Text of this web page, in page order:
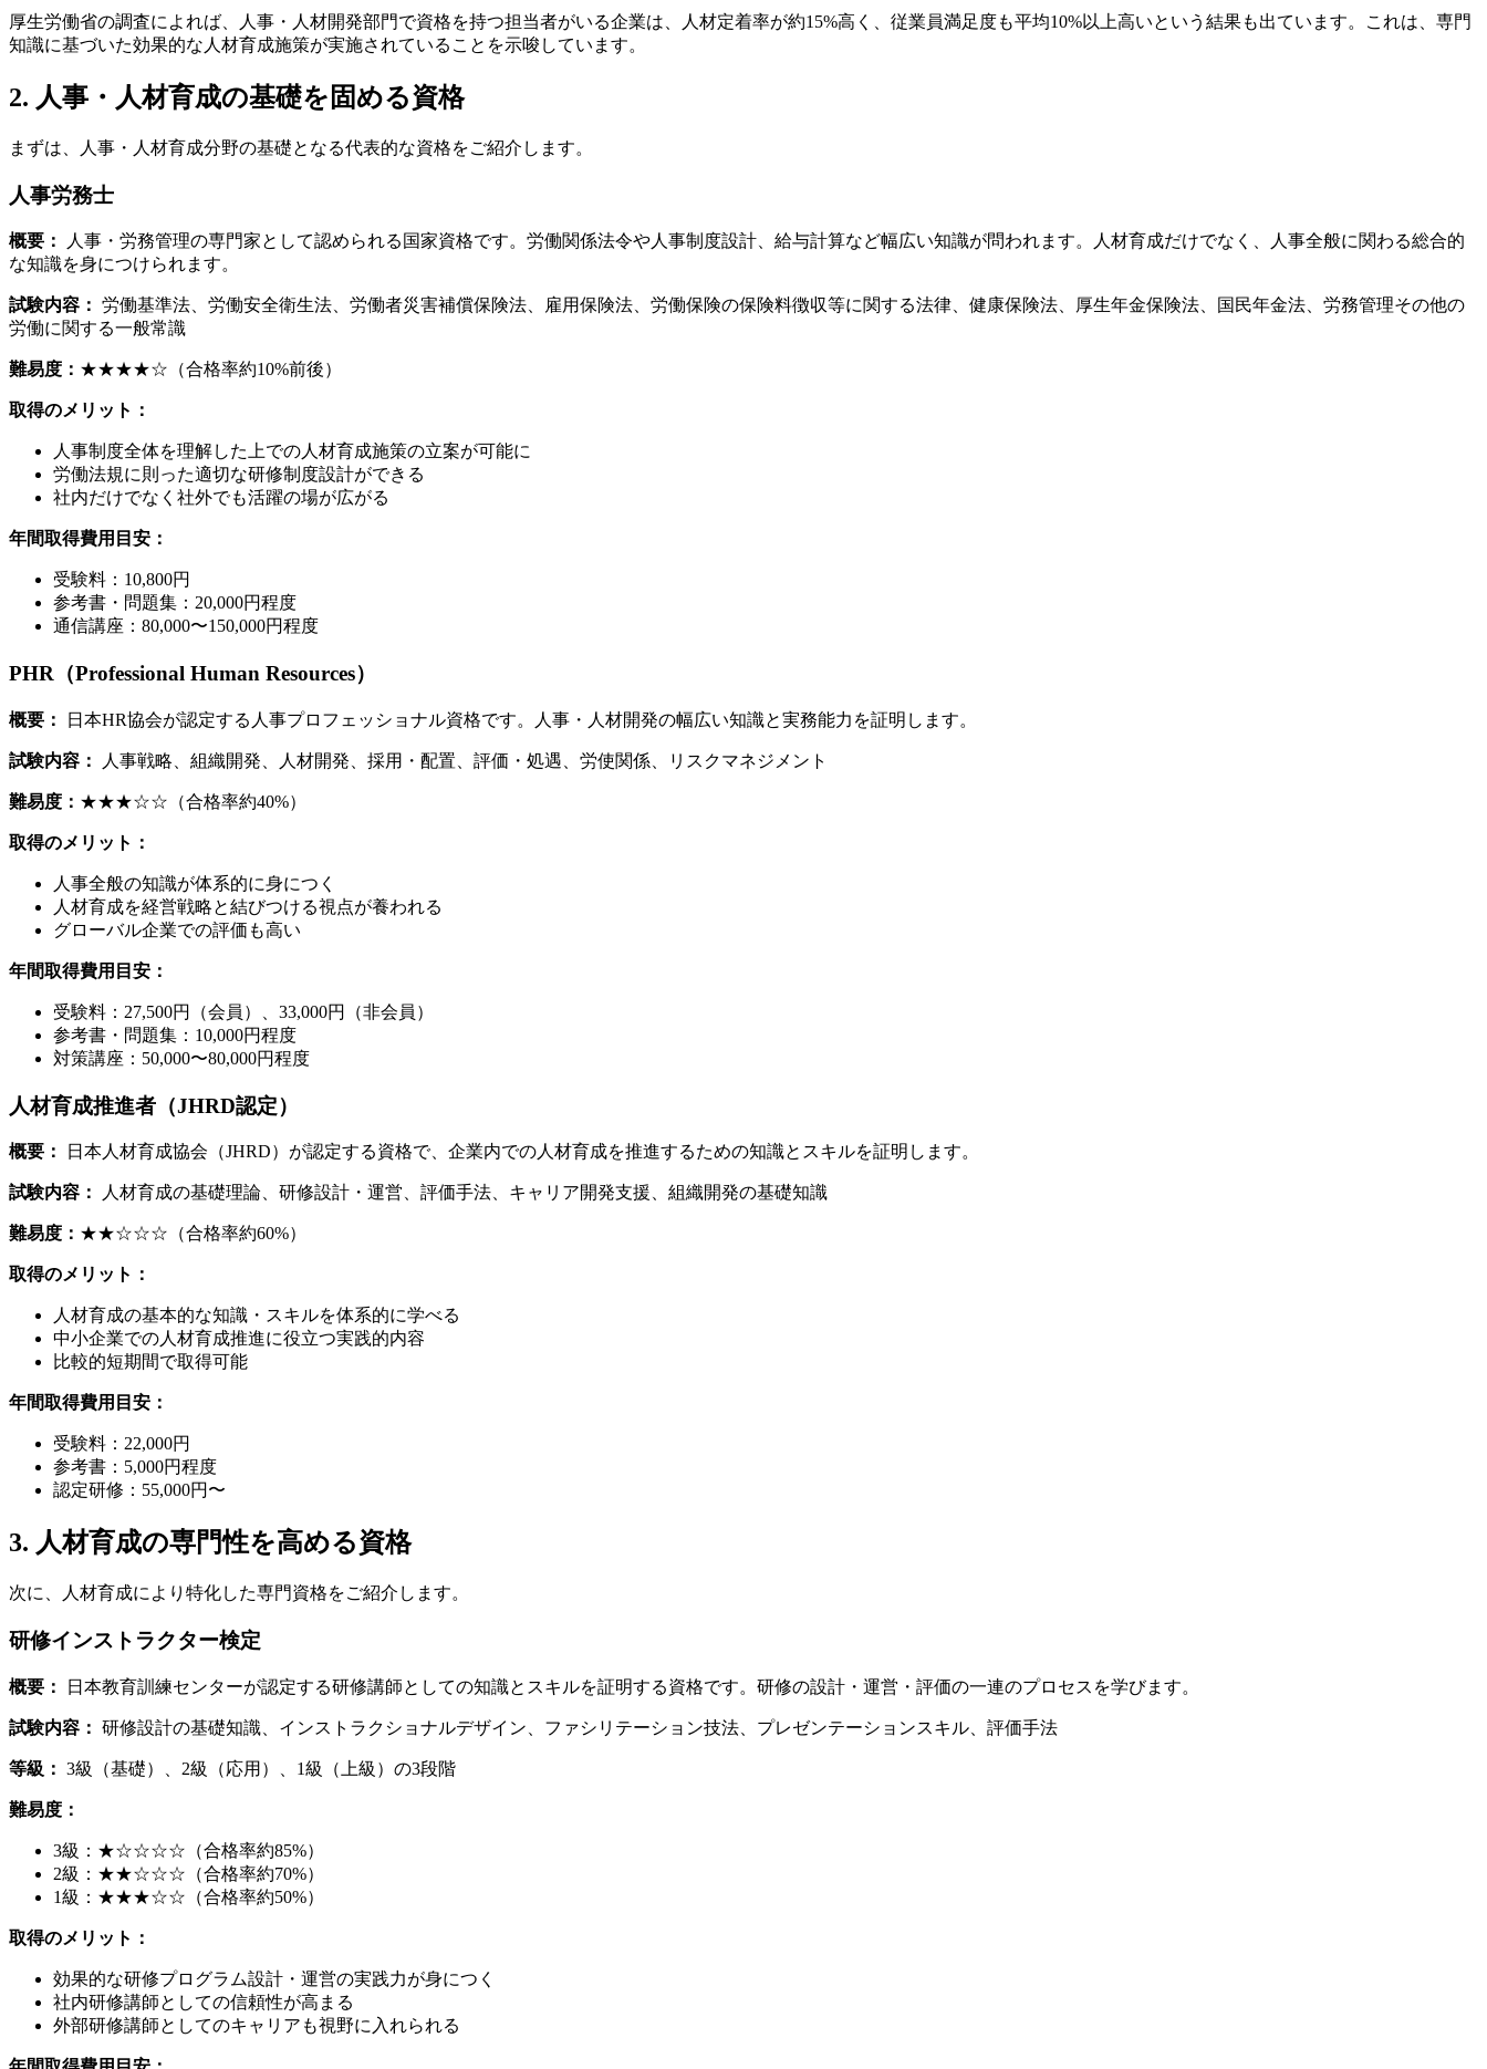
厚生労働省の調査によれば、人事・人材開発部門で資格を持つ担当者がいる企業は、人材定着率が約15%高く、従業員満足度も平均10%以上高いという結果も出ています。これは、専門
知識に基づいた効果的な人材育成施策が実施されていることを示唆しています。
2. 人事・人材育成の基礎を固める資格
まずは、人事・人材育成分野の基礎となる代表的な資格をご紹介します。
人事労務士
概要：
人事・労務管理の専門家として認められる国家資格です。労働関係法令や人事制度設計、給与計算など幅広い知識が問われます。人材育成だけでなく、人事全般に関わる総合的
な知識を身につけられます。
試験内容： 労働基準法、労働安全衛生法、労働者災害補償保険法、雇用保険法、労働保険の保険料徴収等に関する法律、健康保険法、厚生年金保険法、国民年金法、労務管理その他の
労働に関する一般常識
難易度： ★★★★☆（合格率約10%前後）
取得のメリット：
人事制度全体を理解した上での人材育成施策の立案が可能に
労働法規に則った適切な研修制度設計ができる
社内だけでなく社外でも活躍の場が広がる
年間取得費用目安：
受験料：10,800円
参考書・問題集：20,000円程度
通信講座：80,000〜150,000円程度
PHR（Professional Human Resources）
概要： 日本HR協会が認定する人事プロフェッショナル資格です。人事・人材開発の幅広い知識と実務能力を証明します。
試験内容： 人事戦略、組織開発、人材開発、採用・配置、評価・処遇、労使関係、リスクマネジメント
難易度： ★★★☆☆（合格率約40%）
取得のメリット：
人事全般の知識が体系的に身につく
人材育成を経営戦略と結びつける視点が養われる
グローバル企業での評価も高い
年間取得費用目安：
受験料：27,500円（会員）、33,000円（非会員）
参考書・問題集：10,000円程度
対策講座：50,000〜80,000円程度
人材育成推進者（JHRD認定）
概要： 日本人材育成協会（JHRD）が認定する資格で、企業内での人材育成を推進するための知識とスキルを証明します。
試験内容： 人材育成の基礎理論、研修設計・運営、評価手法、キャリア開発支援、組織開発の基礎知識
難易度： ★★☆☆☆（合格率約60%）
取得のメリット：
人材育成の基本的な知識・スキルを体系的に学べる
中小企業での人材育成推進に役立つ実践的内容
比較的短期間で取得可能
年間取得費用目安：
受験料：22,000円
参考書：5,000円程度
認定研修：55,000円〜
3. 人材育成の専門性を高める資格
次に、人材育成により特化した専門資格をご紹介します。
研修インストラクター検定
概要： 日本教育訓練センターが認定する研修講師としての知識とスキルを証明する資格です。研修の設計・運営・評価の一連のプロセスを学びます。
試験内容： 研修設計の基礎知識、インストラクショナルデザイン、ファシリテーション技法、プレゼンテーションスキル、評価手法
等級： 3級（基礎）、2級（応用）、1級（上級）の3段階
難易度：
3級：★☆☆☆☆（合格率約85%）
2級：★★☆☆☆（合格率約70%）
1級：★★★☆☆（合格率約50%）
取得のメリット：
効果的な研修プログラム設計・運営の実践力が身につく
社内研修講師としての信頼性が高まる
外部研修講師としてのキャリアも視野に入れられる